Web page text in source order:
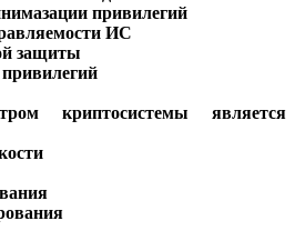
привилегий
ИС
защиты
криптосистемы является